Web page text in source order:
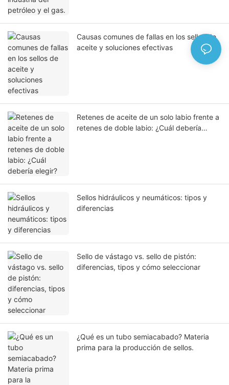
Causas comunes de fallas en los sellos de
aceite y soluciones efectivas
Retenes de aceite de un solo labio frente a
retenes de doble labio: ¿Cuál debería
Sellos hidráulicos y neumáticos: tipos y
diferencias
Sello de vástago vs. sello de pistón:
diferencias, tipos y cómo seleccionar
¿Qué es un tubo semiacabado? Materia
prima para la producción de sellos.